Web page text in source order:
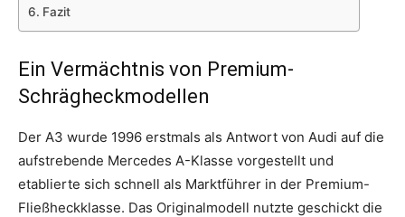
Fazit
Ein Vermächtnis von Premium-
Schrägheckmodellen
Der A3 wurde 1996 erstmals als Antwort von Audi auf die
aufstrebende Mercedes A-Klasse vorgestellt und
etablierte sich schnell als Marktführer in der Premium-
Fließheckklasse. Das Originalmodell nutzte geschickt die